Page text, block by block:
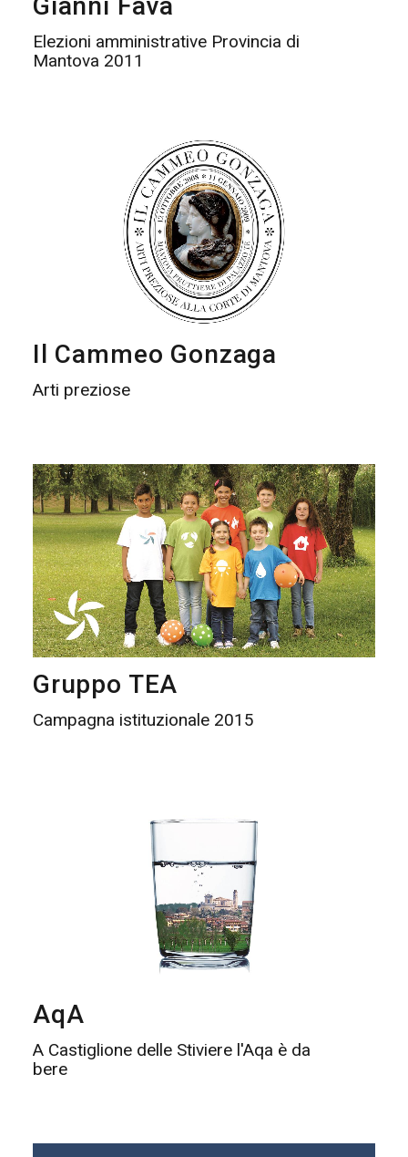
Elezioni amministrative Provincia di
Mantova 2011
Il Cammeo Gonzaga
Arti preziose
Gruppo TEA
Campagna istituzionale 2015
AqA
A Castiglione delle Stiviere l'Aqa è da
bere